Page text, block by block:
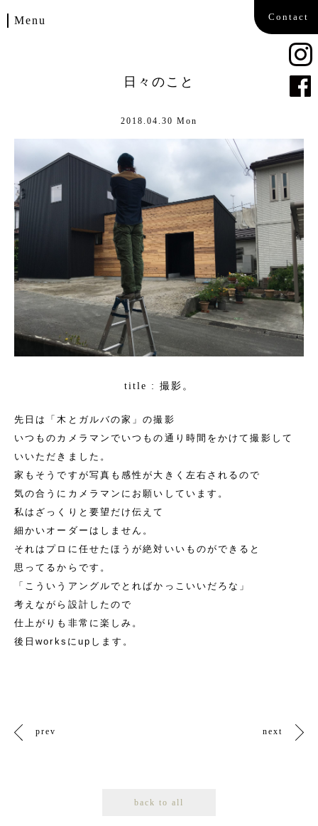
Menu
Company
Contact
Contact
日々のこと
2018.04.30 Mon
title : 撮影。
先日は「木とガルバの家」の撮影
いつものカメラマンでいつもの通り時間をかけて撮影して
いいただきました。
家もそうですが写真も感性が大きく左右されるので
気の合うにカメラマンにお願いしています。
私はざっくりと要望だけ伝えて
細かいオーダーはしません。
それはプロに任せたほうが絶対いいものができると
思ってるからです。
「こういうアングルでとればかっこいいだろな」
考えながら設計したので
仕上がりも非常に楽しみ。
後日worksにupします。
prev next
back to all